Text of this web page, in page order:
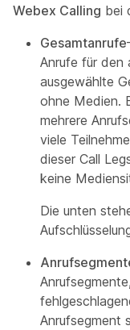
Webex Calling bei
Gesamtanrufe
Anrufe für den
ausgewählte
ohne Medien.
mehrere
viele
dieser Call
keine
Die unten
Anrufsegment